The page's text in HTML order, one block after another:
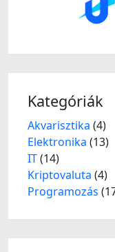
Kategóriák
Akvarisztika (4)
Elektronika (13)
IT(14)
Kriptovaluta (4)
Programozás